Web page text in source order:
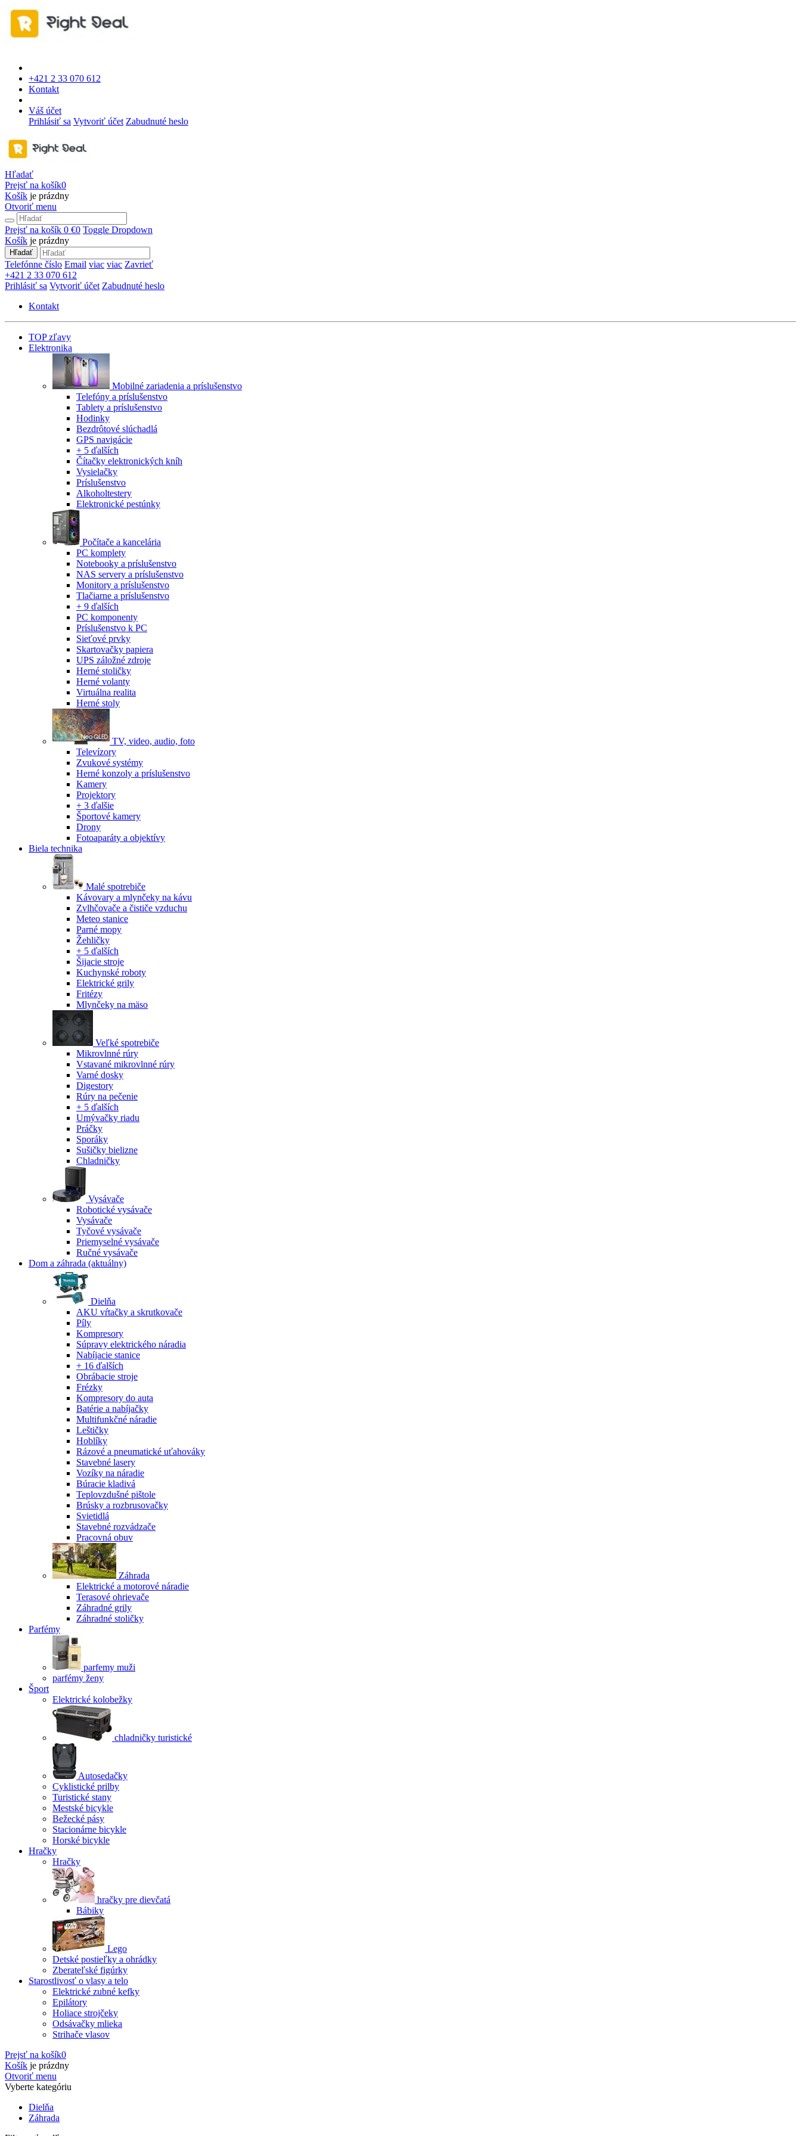
+421 2 33 070 612
Kontakt
Váš účet
Prihlásiť sa Vytvoriť účet Zabudnuté heslo
Hľadať
Prejsť na košík0
Košík je prázdny
Otvoriť menu
Prejsť na košík 0 €0 Toggle Dropdown
Košík je prázdny
Hľadať
Telefónne číslo Email viac viac Zavrieť
+421 2 33 070 612
Prihlásiť sa Vytvoriť účet Zabudnuté heslo
Kontakt
TOP zľavy
Elektronika
Mobilné zariadenia a príslušenstvo
Telefóny a príslušenstvo
Tablety a príslušenstvo
Hodinky
Bezdrôtové slúchadlá
GPS navigácie
+ 5 ďalších
Čítačky elektronických kníh
Vysielačky
Príslušenstvo
Alkoholtestery
Elektronické pestúnky
Počítače a kancelária
PC komplety
Notebooky a príslušenstvo
NAS servery a príslušenstvo
Monitory a príslušenstvo
Tlačiarne a príslušenstvo
+ 9 ďalších
PC komponenty
Príslušenstvo k PC
Sieťové prvky
Skartovačky papiera
UPS záložné zdroje
Herné stoličky
Herné volanty
Virtuálna realita
Herné stoly
TV, video, audio, foto
Televízory
Zvukové systémy
Herné konzoly a príslušenstvo
Kamery
Projektory
+ 3 ďalšie
Športové kamery
Drony
Fotoaparáty a objektívy
Biela technika
Malé spotrebiče
Kávovary a mlynčeky na kávu
Zvlhčovače a čističe vzduchu
Meteo stanice
Parné mopy
Žehličky
+ 5 ďalších
Šijacie stroje
Kuchynské roboty
Elektrické grily
Fritézy
Mlynčeky na mäso
Veľké spotrebiče
Mikrovlnné rúry
Vstavané mikrovlnné rúry
Varné dosky
Digestory
Rúry na pečenie
+ 5 ďalších
Umývačky riadu
Práčky
Sporáky
Sušičky bielizne
Chladničky
Vysávače
Robotické vysávače
Vysávače
Tyčové vysávače
Priemyselné vysávače
Ručné vysávače
Dom a záhrada (aktuálny)
Dielňa
AKU vŕtačky a skrutkovače
Píly
Kompresory
Súpravy elektrického náradia
Nabíjacie stanice
+ 16 ďalších
Obrábacie stroje
Frézky
Kompresory do auta
Batérie a nabíjačky
Multifunkčné náradie
Leštičky
Hoblíky
Rázové a pneumatické uťahováky
Stavebné lasery
Vozíky na náradie
Búracie kladivá
Teplovzdušné pištole
Brúsky a rozbrusovačky
Svietidlá
Stavebné rozvádzače
Pracovná obuv
Záhrada
Elektrické a motorové náradie
Terasové ohrievače
Záhradné grily
Záhradné stoličky
Parfémy
parfemy muži
parfémy ženy
Šport
Elektrické kolobežky
chladničky turistické
Autosedačky
Cyklistické prilby
Turistické stany
Mestské bicykle
Bežecké pásy
Stacionárne bicykle
Horské bicykle
Hračky
Hračky
hračky pre dievčatá
Bábiky
Lego
Detské postieľky a ohrádky
Zberateľské figúrky
Starostlivosť o vlasy a telo
Elektrické zubné kefky
Epilátory
Holiace strojčeky
Odsávačky mlieka
Strihače vlasov
Prejsť na košík0
Košík je prázdny
Otvoriť menu
Vyberte kategóriu
Dielňa
Záhrada